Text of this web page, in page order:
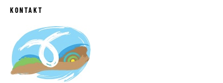
KONTAKT